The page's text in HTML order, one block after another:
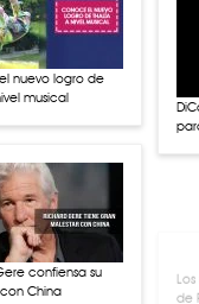
nuevo logro de
musical
confiensa su
China